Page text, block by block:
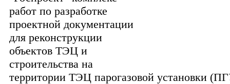
работ по разработке
проектной документации
для реконструкции
объектов ТЭЦ и
строительства на
территории ТЭЦ парогазовой установки